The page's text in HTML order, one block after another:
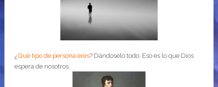
¿Qué tipo de persona eres? Dándoselo todo. Eso es lo que Dios
espera de nosotros.